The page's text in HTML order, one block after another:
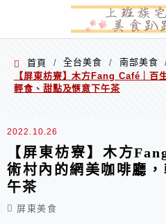
首頁 / 全台美食 / 南部美食
【屏東枋寮】木方Fang Café｜百
輕食、甜點及愜意下午茶
2022.10.26
【屏東枋寮】木方
術村內的網美咖啡廳
午茶
屏東美食